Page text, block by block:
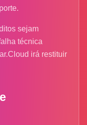
sejam
técnica
irá restituir